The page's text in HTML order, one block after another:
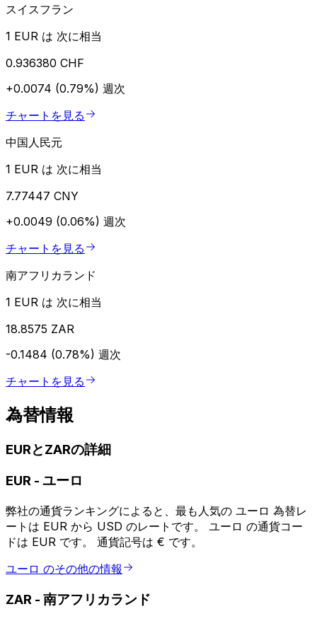
スイスフラン
1 EUR は 次に相当
0.936380 CHF
+0.0074 (0.79%) 週次
チャートを見る
中国人民元
1 EUR は 次に相当
7.77447 CNY
+0.0049 (0.06%) 週次
チャートを見る
南アフリカランド
1 EUR は 次に相当
18.8575 ZAR
-0.1484 (0.78%) 週次
チャートを見る
為替情報
EURとZARの詳細
EUR - ユーロ
弊社の通貨ランキングによると、最も人気の ユーロ 為替レ
ートは EUR から USD のレートです。 ユーロ の通貨コー
ドは EUR です。 通貨記号は € です。
ユーロ のその他の情報
ZAR - 南アフリカランド